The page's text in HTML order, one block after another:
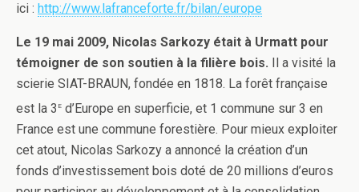
ici : http://www.lafranceforte.fr/bilan/europe
Le 19 mai 2009, Nicolas Sarkozy était à Urmatt pour
témoigner de son soutien à la filière bois. Il a visité la
scierie SIAT-BRAUN, fondée en 1818. La forêt française
est la 3 e d’Europe en superficie, et 1 commune sur 3 en
France est une commune forestière. Pour mieux exploiter
cet atout, Nicolas Sarkozy a annoncé la création d’un
fonds d’investissement bois doté de 20 millions d’euros